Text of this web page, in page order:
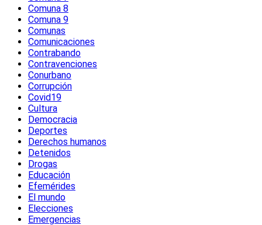
Comuna 8
Comuna 9
Comunas
Comunicaciones
Contrabando
Contravenciones
Conurbano
Corrupción
Covid19
Cultura
Democracia
Deportes
Derechos humanos
Detenidos
Drogas
Educación
Efemérides
El mundo
Elecciones
Emergencias